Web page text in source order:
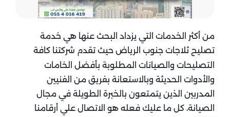
من أكثر الخدمات التي يزداد البحث عنها هي خدمة
تصليح ثلاجات جنوب الرياض حيث تقدم شركتنا كافة
التصليحات والصيانات المطلوبة بأفضل الخامات
والأدوات الحديثة وبالاستعانة بفريق من الفنيين
المدربين الذين يتمتعون بالخبرة الطويلة في مجال
الصيانة، كل ما عليك فعله هو الاتصال علي أرقامنا